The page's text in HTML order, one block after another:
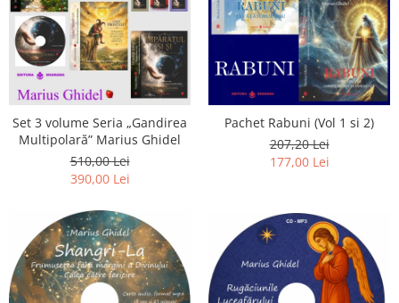
Set 3 volume Seria „Gandirea
Multipolară” Marius Ghidel
510,00 Lei
390,00 Lei
Pachet Rabuni (Vol 1 si 2)
207,20 Lei
177,00 Lei